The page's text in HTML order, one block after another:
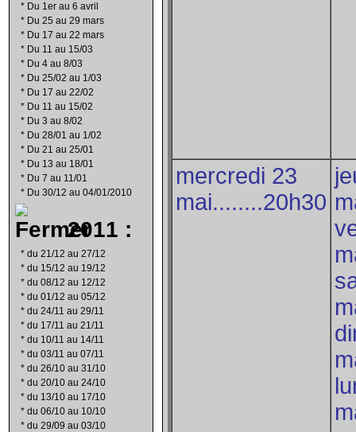
* Du 1er au 6 avril
* Du 25 au 29 mars
* Du 17 au 22 mars
* Du 11 au 15/03
* Du 4 au 8/03
* Du 25/02 au 1/03
* Du 17 au 22/02
* Du 11 au 15/02
* Du 3 au 8/02
* Du 28/01 au 1/02
* Du 21 au 25/01
* Du 13 au 18/01
* Du 7 au 11/01
* Du 30/12 au 04/01/2010
2011 :
* du 21/12 au 27/12
* du 15/12 au 19/12
* du 08/12 au 12/12
* du 01/12 au 05/12
* du 24/11 au 29/11
* du 17/11 au 21/11
* du 10/11 au 14/11
* du 03/11 au 07/11
* du 26/10 au 31/10
* du 20/10 au 24/10
* du 13/10 au 17/10
* du 06/10 au 10/10
* du 29/09 au 03/10
mercredi 23
mai........20h30